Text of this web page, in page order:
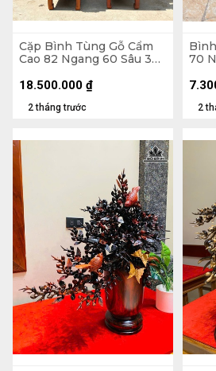
Cặp Bình Tùng Gỗ Cẩm
Cao 82 Ngang 60 Sâu 30
2 tháng trước
18.500.000 ₫
70
2